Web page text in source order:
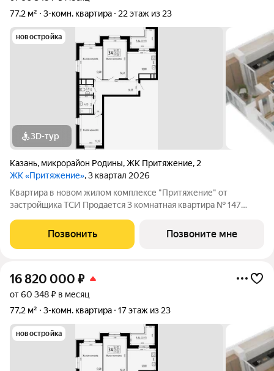
77,2 м²
3-комн. квартира 22 этаж из 23
новостройка
3D-тур
Казань, микрорайон Родины,ЖК Притяжение, 2
ЖК «Притяжение», 3 квартал 2026
Квартира в новом жилом комплексе "Притяжение" от
застройщика ТСИ Продается 3 комнатная квартира № 147
дома. О КОМПЛЕКСЕ ЖК «Притяжение» это комфорт и
эстетика в каждом метре. Четыре дома
Позвонить Позвоните мне
16 820 000 ₽
от 60 348 ₽ в месяц
77,2 м²
3-комн. квартира 17 этаж из 23
новостройка